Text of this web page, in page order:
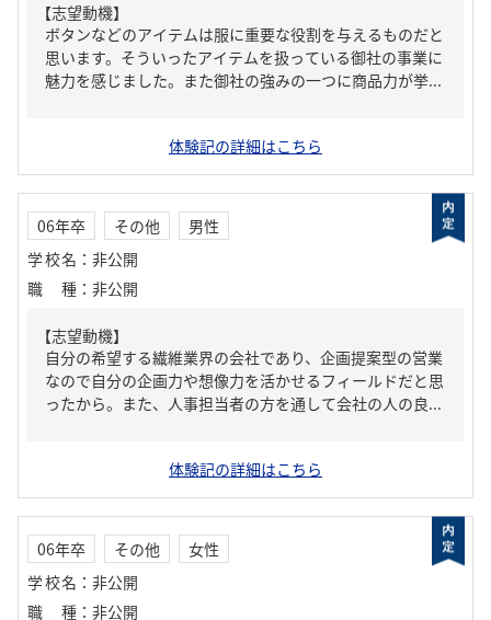
【志望動機】
ボタンなどのアイテムは服に重要な役割を与えるものだと
思います。そういったアイテムを扱っている御社の事業に
魅力を感じました。また御社の強みの一つに商品力が挙...
体験記の詳細はこちら
06年卒 その他
男性
学校名 ： 非公開
職種 ： 非公開
【志望動機】
自分の希望する繊維業界の会社であり、企画提案型の営業
なので自分の企画力や想像力を活かせるフィールドだと思
ったから。また、人事担当者の方を通して会社の人の良...
体験記の詳細はこちら
06年卒 その他
女性
学校名 ： 非公開
職種 ： 非公開